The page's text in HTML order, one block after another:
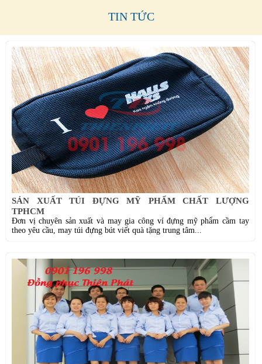
TIN TỨC
SẢN XUẤT TÚI ĐỰNG MỸ PHẨM CHẤT LƯỢNG
TPHCM
Đơn vị chuyên sản xuất và may gia công ví đựng mỹ phẩm cầm tay
theo yêu cầu, may túi đựng bút viết quà tặng trung tâm...